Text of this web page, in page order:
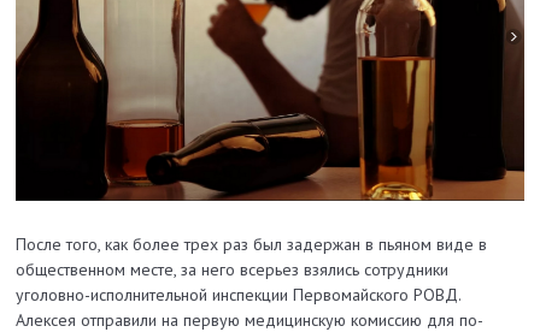
После того, как более трех раз был задержан в пьяном виде в
общественном месте, за него всерьез взялись сотрудники
уголовно-исполнительной инс­пекции Первомайского РОВД.
Алексея отправили на первую медицинскую комиссию для по­